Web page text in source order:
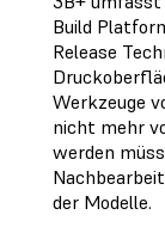
Build
Release
Werkzeuge
nicht mehr
werden
der Modelle.